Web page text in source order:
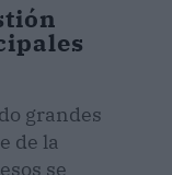
grandes
de la
se